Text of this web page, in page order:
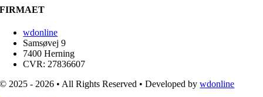
FIRMAET
wdonline
Samsøvej 9
7400 Herning
CVR: 27836607
© 2025 - 2026 • All Rights Reserved • Developed bywdonline